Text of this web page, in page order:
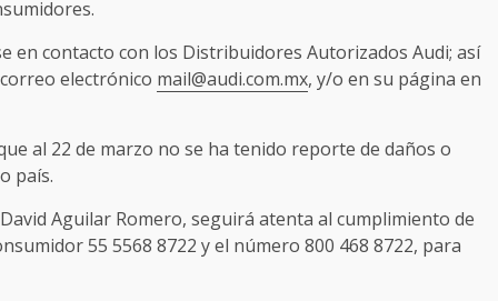
en contacto con los Distribuidores Autorizados Audi; así
electrónico mail@audi.com.mx, y/o en su página en
al 22 de marzo no se ha tenido reporte de daños o
país.
Aguilar Romero, seguirá atenta al cumplimiento de
55 5568 8722 y el número 800 468 8722, para